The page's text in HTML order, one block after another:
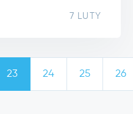
7 LUTY
23 24 25 26